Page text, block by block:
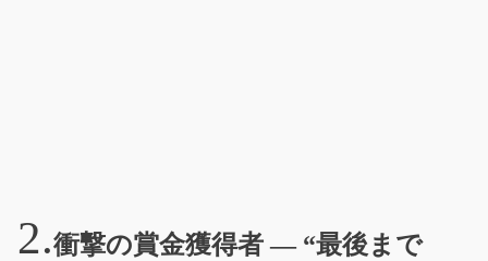
衝撃の賞金獲得者 — “最後まで